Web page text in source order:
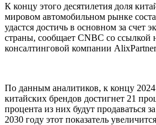
К концу этого десятилетия доля
мировом автомобильном рынке
удастся достичь в основном за счет
страны, сообщает CNBC со ссылкой
консалтинговой компании
По данным аналитиков, к концу 2024
китайских брендов достигнет 21
процента из них будут продаваться
2030 году этот показатель